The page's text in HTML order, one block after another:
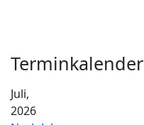
Terminkalender
Juli,
2026